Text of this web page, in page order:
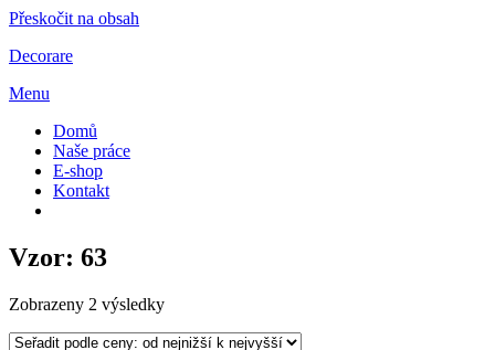
Přeskočit na obsah
Decorare
Menu
Domů
Naše práce
E-shop
Kontakt
Vzor: 63
Zobrazeny 2 výsledky